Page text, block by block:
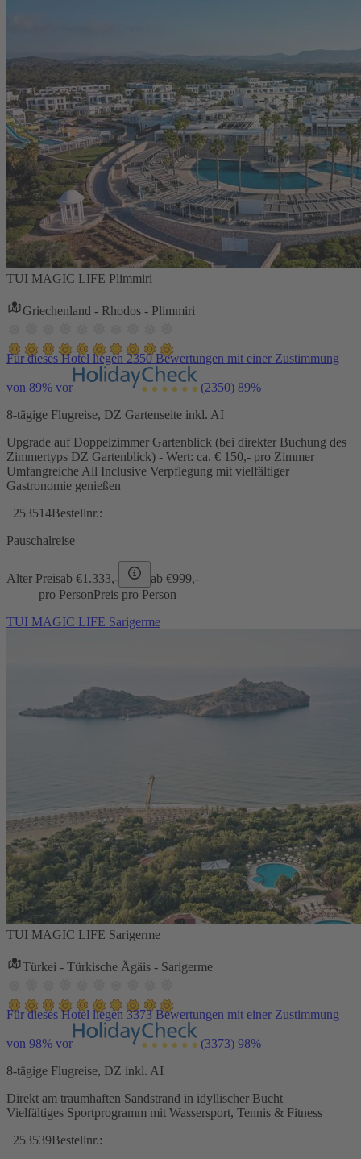
TUI MAGIC LIFE Plimmiri
Griechenland - Rhodos - Plimmiri
Für dieses Hotel liegen 2350 Bewertungen mit einer Zustimmung
von 89% vor (2350) 89%
8-tägige Flugreise, DZ Gartenseite inkl. AI
Upgrade auf Doppelzimmer Gartenblick (bei direkter Buchung des
Zimmertyps DZ Gartenblick) - Wert: ca. € 150,- pro Zimmer
Umfangreiche All Inclusive Verpflegung mit vielfältiger
Gastronomie genießen
253514Bestellnr.:
Pauschalreise
Alter Preisab €1.333,- ab €999,-
pro PersonPreis pro Person
TUI MAGIC LIFE Sarigerme
TUI MAGIC LIFE Sarigerme
Türkei - Türkische Ägäis - Sarigerme
Für dieses Hotel liegen 3373 Bewertungen mit einer Zustimmung
von 98% vor (3373) 98%
8-tägige Flugreise, DZ inkl. AI
Direkt am traumhaften Sandstrand in idyllischer Bucht
Vielfältiges Sportprogramm mit Wassersport, Tennis & Fitness
253539Bestellnr.: